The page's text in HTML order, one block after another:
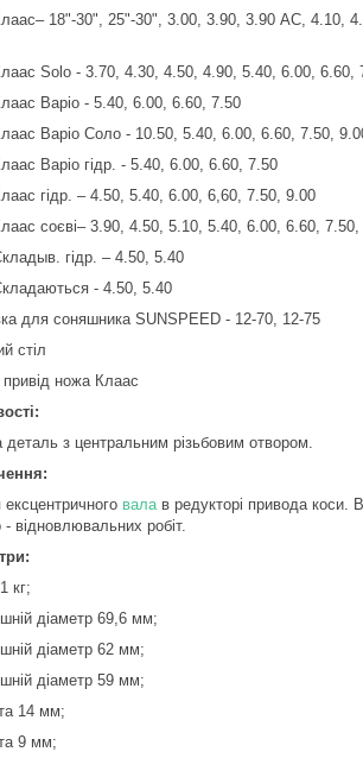
18"-30", 25"-30", 3.00, 3.90, 3.90 AC, 4.10,
Solo - 3.70, 4.30, 4.50, 4.90, 5.40, 6.00, 6.60,
Варіо - 5.40, 6.00, 6.60, 7.50
Варіо Соло - 10.50, 5.40, 6.00, 6.60, 7.50,
Варіо гідр. - 5.40, 6.00, 6.60, 7.50
гідр. – 4.50, 5.40, 6.00, 6,60, 7.50, 9.00
соєві– 3.90, 4.50, 5.10, 5.40, 6.00, 6.60, 7.50,
гідр. – 4.50, 5.40
- 4.50, 5.40
для соняшника SUNSPEED - 12-70, 12-75
стіл
ножа Клаас
деталь з центральним різьбовим отвором.
ексцентричного валав редукторі привода коси.
відновлювальних робіт.
кг;
діаметр 69,6 мм;
діаметр 62 мм;
діаметр 59 мм;
14 мм;
9 мм;